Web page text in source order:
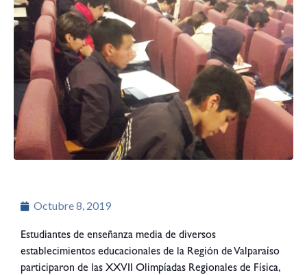
Octubre 8, 2019
Estudiantes de enseñanza media de diversos
establecimientos educacionales de la Región de Valparaíso
participaron de las XXVII Olimpíadas Regionales de Física,